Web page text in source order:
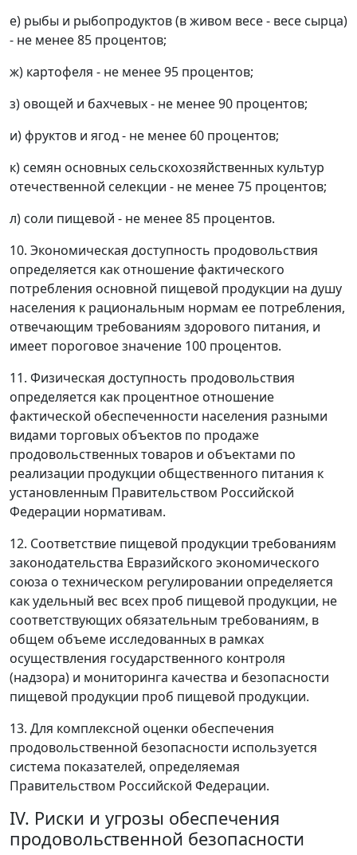
е) рыбы и рыбопродуктов (в живом весе - весе сырца)
- не менее 85 процентов;
ж) картофеля - не менее 95 процентов;
з) овощей и бахчевых - не менее 90 процентов;
и) фруктов и ягод - не менее 60 процентов;
к) семян основных сельскохозяйственных культур
отечественной селекции - не менее 75 процентов;
л) соли пищевой - не менее 85 процентов.
10. Экономическая доступность продовольствия
определяется как отношение фактического
потребления основной пищевой продукции на душу
населения к рациональным нормам ее потребления,
отвечающим требованиям здорового питания, и
имеет пороговое значение 100 процентов.
11. Физическая доступность продовольствия
определяется как процентное отношение
фактической обеспеченности населения разными
видами торговых объектов по продаже
продовольственных товаров и объектами по
реализации продукции общественного питания к
установленным Правительством Российской
Федерации нормативам.
12. Соответствие пищевой продукции требованиям
законодательства Евразийского экономического
союза о техническом регулировании определяется
как удельный вес всех проб пищевой продукции, не
соответствующих обязательным требованиям, в
общем объеме исследованных в рамках
осуществления государственного контроля
(надзора) и мониторинга качества и безопасности
пищевой продукции проб пищевой продукции.
13. Для комплексной оценки обеспечения
продовольственной безопасности используется
система показателей, определяемая
Правительством Российской Федерации.
IV. Риски и угрозы обеспечения
продовольственной безопасности